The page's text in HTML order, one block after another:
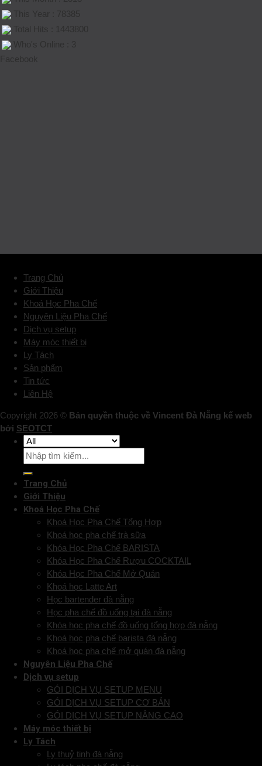
Trang Chủ
Giới Thiệu
Khoá Học Pha Chế
Nguyên Liệu Pha Chế
Dịch vụ setup
Máy móc thiết bị
Ly Tách
Sản phẩm
Tin tức
Liên Hệ
Copyright 2026 © Bản quyền thuộc về Vincent Đà Nẵng kế web
bởi SEOTCT
Trang Chủ
Giới Thiệu
Khoá Học Pha Chế
Khoá Học Pha Chế Tổng Hợp
Khoá học pha chế trà sữa
Khóa Học Pha Chế BARISTA
Khóa Học Pha Chế Rượu COCKTAIL
Khóa Học Pha Chế Mở Quán
Khoá học Latte Art
Học bartender đà nẵng
Học pha chế đồ uống tại đà nẵng
Khóa học pha chế đồ uống tổng hợp đà nẵng
Khoá học pha chế barista đà nẵng
Khoá học pha chế mở quán đà nẵng
Nguyên Liệu Pha Chế
Dịch vụ setup
GÓI DỊCH VỤ SETUP MENU
GÓI DỊCH VỤ SETUP CƠ BẢN
GÓI DỊCH VỤ SETUP NÂNG CAO
Máy móc thiết bị
Ly Tách
Ly thuỷ tinh đà nẵng